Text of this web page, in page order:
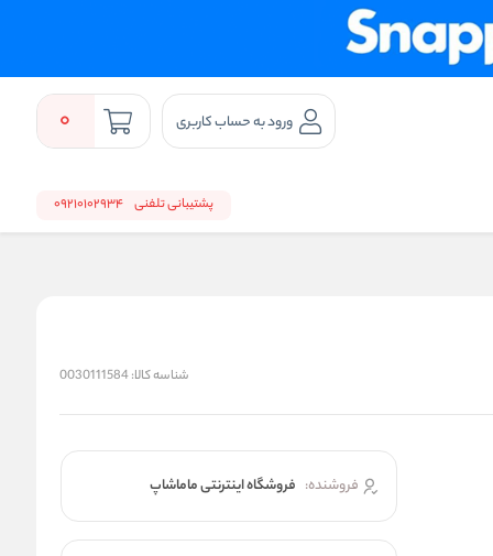
ورود به حساب کاربری 0
پشتیبانی تلفنی 09210102934
شناسه کالا:0030111584
فروشنده: فروشگاه اینترنتی ماماشاپ